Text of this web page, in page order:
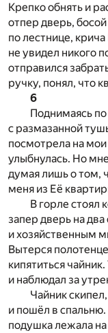
Крепко обнять и
отпер дверь,
по лестнице,
не увидел никого
отправился
ручку, понял, что
6
Поднимаясь
с размазанной
посмотрела на
улыбнулась. Но
думая лишь о том,
меня из Её
В горле стоял
запер дверь на
и хозяйственным
Вытерся
кипятиться
и наблюдал за
Чайник
и пошёл в
подушка лежала